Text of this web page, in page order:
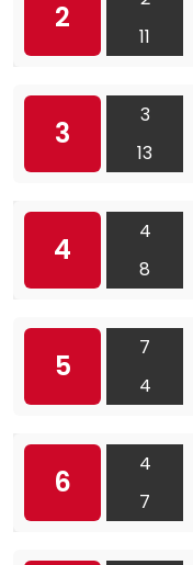
2
11
3
3
13
4
4
8
5
7
4
6
4
7